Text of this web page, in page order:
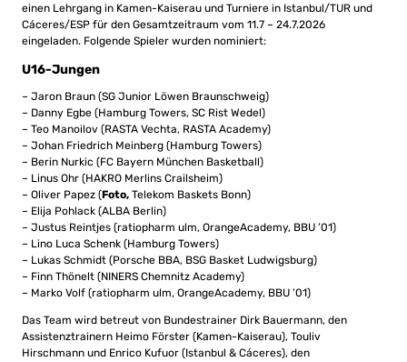
einen Lehrgang in Kamen-Kaiserau und Turniere in Istanbul/TUR und
Cáceres/ESP für den Gesamtzeitraum vom 11.7 – 24.7.2026
eingeladen. Folgende Spieler wurden nominiert:
U16-Jungen
– Jaron Braun (SG Junior Löwen Braunschweig)
– Danny Egbe (Hamburg Towers, SC Rist Wedel)
– Teo Manoilov (RASTA Vechta, RASTA Academy)
– Johan Friedrich Meinberg (Hamburg Towers)
– Berin Nurkic (FC Bayern München Basketball)
– Linus Ohr (HAKRO Merlins Crailsheim)
– Oliver Papez (Foto, Telekom Baskets Bonn)
– Elija Pohlack (ALBA Berlin)
– Justus Reintjes (ratiopharm ulm, OrangeAcademy, BBU ’01)
– Lino Luca Schenk (Hamburg Towers)
– Lukas Schmidt (Porsche BBA, BSG Basket Ludwigsburg)
– Finn Thönelt (NINERS Chemnitz Academy)
– Marko Volf (ratiopharm ulm, OrangeAcademy, BBU ’01)
Das Team wird betreut von Bundestrainer Dirk Bauermann, den
Assistenztrainern Heimo Förster (Kamen-Kaiserau), Touliv
Hirschmann und Enrico Kufuor (Istanbul & Cáceres), den